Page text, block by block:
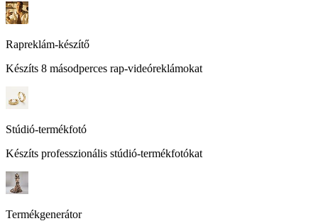
Rapreklám-készítő
Készíts 8 másodperces rap-videóreklámokat
Stúdió-termékfotó
Készíts professzionális stúdió-termékfotókat
Termékgenerátor